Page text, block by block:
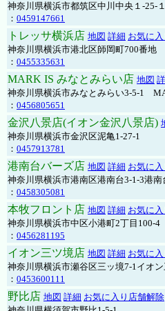
神奈川県横浜市都筑区中川中央１-25-１
： 0459147661
トレッサ横浜店 地図 詳細 お気に
神奈川県横浜市港北区師岡町700番地
： 0455335631
MARK IS みなとみらい店 地図
神奈川県横浜市みなとみらい3-5-1
： 0456805651
金沢八景店(イオン金沢八景店)
神奈川県横浜市金沢区泥亀1-27-1
： 0457913781
港南台バーズ店 地図 詳細 お気に
神奈川県横浜市港南区港南台3-1-3港南
： 0458305081
本牧フロント店 地図 詳細 お気に
神奈川県横浜市中区小港町2丁目100-
： 0456281195
イオン三ツ境店 地図 詳細 お気に
神奈川県横浜市瀬谷区三ッ境7-1イオ
： 0453600111
野比店 地図 詳細 お気に入り店舗解除